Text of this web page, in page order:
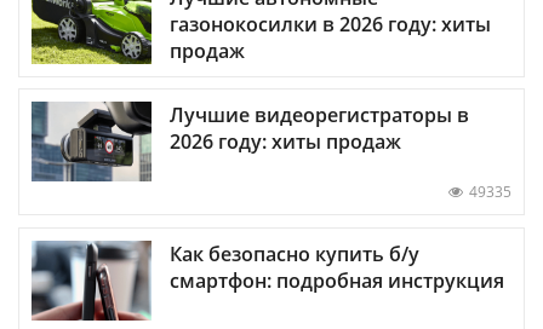
газонокосилки в 2026 году: хиты
продаж
Лучшие видеорегистраторы в
2026 году: хиты продаж
49335
Как безопасно купить б/у
смартфон: подробная инструкция